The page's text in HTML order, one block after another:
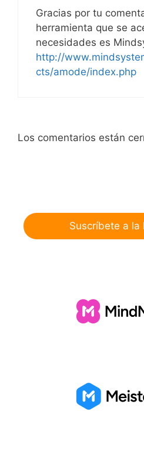
Gracias por tu
herramienta que se
necesidades es
http://
cts/amode/index.php
Los comentarios están
Suscríbete a la